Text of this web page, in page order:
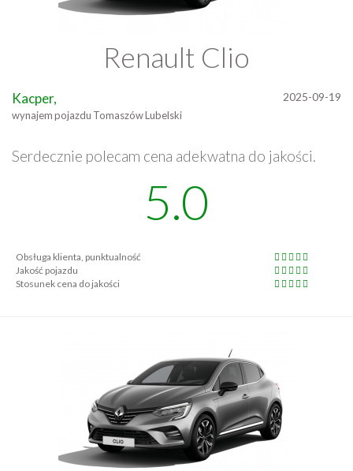
Renault Clio
2025-09-19
Kacper,
wynajem pojazdu Tomaszów Lubelski
Serdecznie polecam cena adekwatna do jakości.
5.0
Obsługa klienta, punktualność
Jakość pojazdu
Stosunek cena do jakości